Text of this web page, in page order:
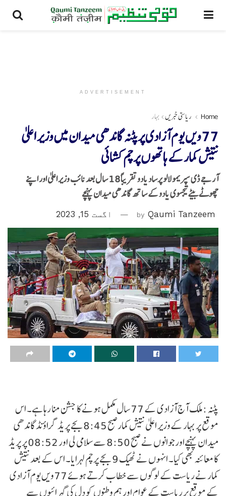
ADVERTISEMENT
Home ریاستی خبریں بہار
77ویں یوم آزادی پرپٹنہ گاندھی میدان میں وزیر اعلیٰ
نتیش کمار کے ہاتھوں پرچم کشائی
آر جے ڈی سپریمو لالو پرساد یادو تقریباً 18 سال بعد نائب وزیر اعلیٰ اور اپنے
چھوٹے بیٹے تیجسوی یادو کے ساتھ گاندھی میدان پہنچے
by Qaumi Tanzeem اگست 15, 2023
پٹنہ :ملک آج آزادی کے 77 سال مکمل ہونے کا جشن منا رہا ہے۔ اس
موقع پر بہار کےوزیر اعلیٰ نتیش کمارصبح 8:45 بجے پریڈ گراؤنڈ گاندھی
میدان پہنچےاورجوانوں نے صبح 8:50 سے سلامی لی اور 08:52 پر پریڈ
کا معائنہ بھی کیا۔ انہوں نے ٹھیک 9 بجے پرچم لہرایا۔ اس کے بعد نتیش
کمار نے ریاست کے لوگوں سے خطاب کرتے ہوئے 77ویں یوم آزادی
کے موقع پر ریاست کے عوام اور ہم وطنوں کو دل کی گہرائیوں سے